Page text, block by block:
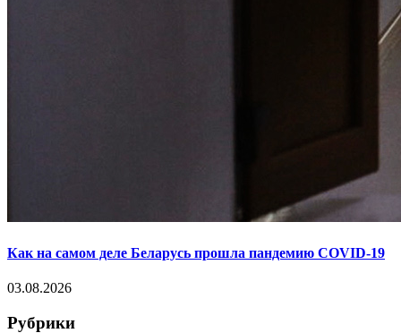
Как на самом деле Беларусь прошла пандемию COVID-19
03.08.2026
Рубрики